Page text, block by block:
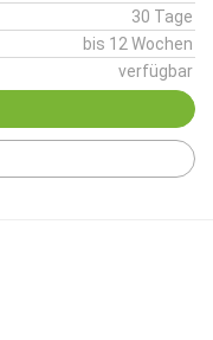
30 Tage
bis 12 Wochen
verfügbar